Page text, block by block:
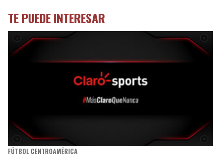
TE PUEDE INTERESAR
FÚTBOL CENTROAMÉRICA